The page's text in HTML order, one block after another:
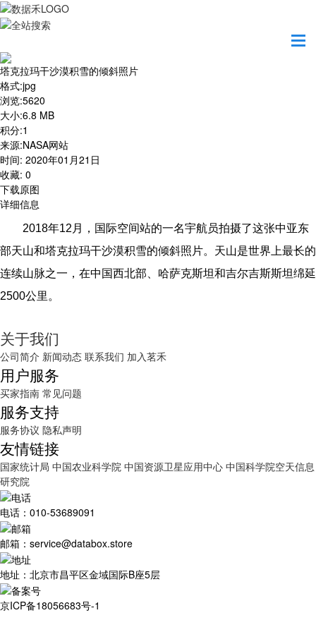
塔克拉玛干沙漠积雪的倾斜照片
格式:jpg
浏览:5620
大小:6.8 MB
积分:1
来源:NASA网站
时间: 2020年01月21日
收藏: 0
下载原图
详细信息
2018年12月，国际空间站的一名宇航员拍摄了这张中亚东
部天山和塔克拉玛干沙漠积雪的倾斜照片。天山是世界上最长的
连续山脉之一，在中国西北部、哈萨克斯坦和吉尔吉斯斯坦绵延
2500公里。
关于我们
公司简介 新闻动态 联系我们 加入茗禾
用户服务
买家指南 常见问题
服务支持
服务协议 隐私声明
友情链接
国家统计局 中国农业科学院 中国资源卫星应用中心 中国科学院空天信息
研究院
电话：010-53689091
邮箱：service@databox.store
地址：北京市昌平区金域国际B座5层
京ICP备18056683号-1